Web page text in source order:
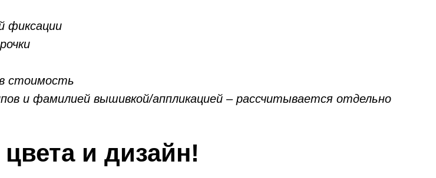
фиксации
стоимость
и фамилией вышивкой/аппликацией – рассчитывается отдельно
и дизайн!